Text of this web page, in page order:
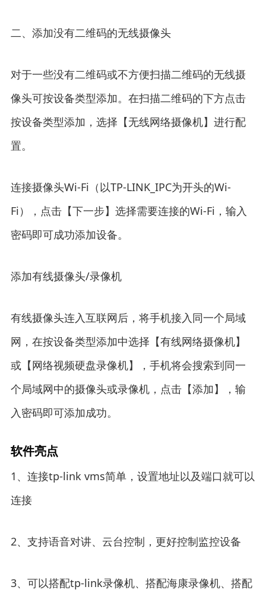
二、添加没有二维码的无线摄像头
对于一些没有二维码或不方便扫描二维码的无线摄
像头可按设备类型添加。在扫描二维码的下方点击
按设备类型添加，选择【无线网络摄像机】进行配
置。
连接摄像头Wi-Fi（以TP-LINK_IPC为开头的Wi-
Fi），点击【下一步】选择需要连接的Wi-Fi，输入
密码即可成功添加设备。
添加有线摄像头/录像机
有线摄像头连入互联网后，将手机接入同一个局域
网，在按设备类型添加中选择【有线网络摄像机】
或【网络视频硬盘录像机】，手机将会搜索到同一
个局域网中的摄像头或录像机，点击【添加】，输
入密码即可添加成功。
软件亮点
1、连接tp-link vms简单，设置地址以及端口就可以
连接
2、支持语音对讲、云台控制，更好控制监控设备
3、可以搭配tp-link录像机、搭配海康录像机、搭配